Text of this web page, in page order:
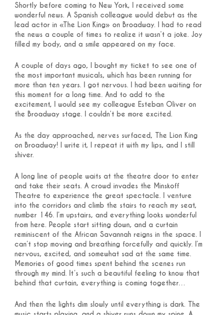
Shortly before coming to New York, I received some
wonderful news. A Spanish colleague would debut as the
lead actor in «The Lion King» on Broadway. I had to read
the news a couple of times to realize it wasn’t a joke. Joy
filled my body, and a smile appeared on my face.
A couple of days ago, I bought my ticket to see one of
the most important musicals, which has been running for
more than ten years. I got nervous. I had been waiting for
this moment for a long time. And to add to the
excitement, I would see my colleague Esteban Oliver on
the Broadway stage. I couldn’t be more excited.
As the day approached, nerves surfaced, The Lion King
on Broadway! I write it, I repeat it with my lips, and I still
shiver.
A long line of people waits at the theatre door to enter
and take their seats. A crowd invades the Minskoff
Theatre to experience the great spectacle. I venture
into the corridors and climb the stairs to reach my seat,
number 146. I’m upstairs, and everything looks wonderful
from here. People start sitting down, and a curtain
reminiscent of the African Savannah reigns in the space. I
can’t stop moving and breathing forcefully and quickly. I’m
nervous, excited, and somewhat sad at the same time.
Memories of good times spent behind the scenes run
through my mind. It’s such a beautiful feeling to know that
behind that curtain, everything is coming together…
And then the lights dim slowly until everything is dark. The